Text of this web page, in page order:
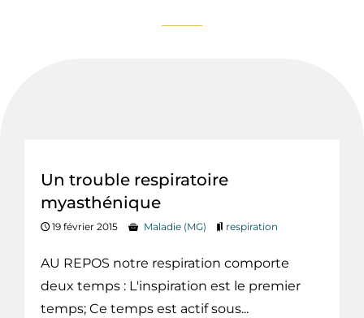
Un trouble respiratoire
myasthénique
19 février 2015 Maladie (MG) respiration
AU REPOS notre respiration comporte
deux temps : L'inspiration est le premier
temps; Ce temps est actif sous...